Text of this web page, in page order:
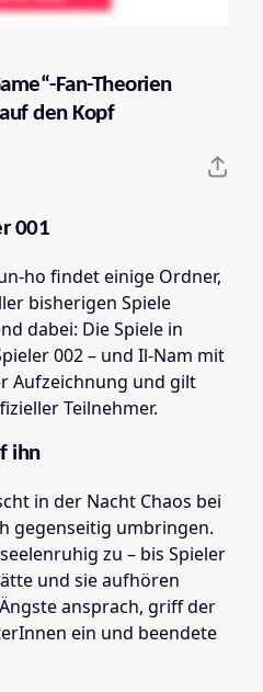
Fan-Theorien
den Kopf
001
ho findet einige Ordner,
bisherigen Spiele
dabei: Die Spiele in
002– und Il-Nam mit
Aufzeichnung und gilt
Teilnehmer.
ihn
in der Nacht Chaos bei
gegenseitig umbringen.
zu – bis Spieler
und sie aufhören
ansprach, griff der
ein und beendete